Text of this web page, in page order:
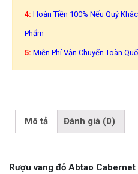
4: Hoàn Tiền 100% Nếu Quý
Phẩm
5: Miễn Phí Vận Chuyển Toàn
Mô tả Đánh giá (0)
Rượu vang đỏ Abtao